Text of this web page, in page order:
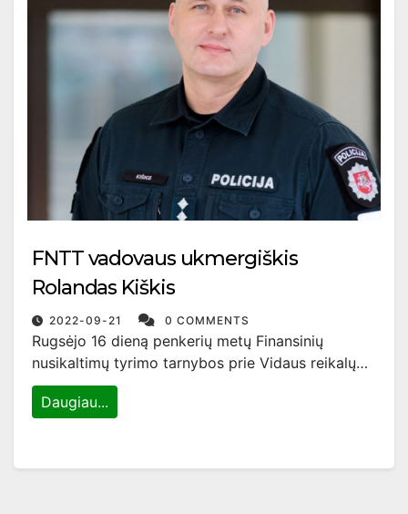
FNTT vadovaus ukmergiškis
Rolandas Kiškis
2022-09-21 0 COMMENTS
Rugsėjo 16 dieną penkerių metų Finansinių
nusikaltimų tyrimo tarnybos prie Vidaus reikalų…
Daugiau...